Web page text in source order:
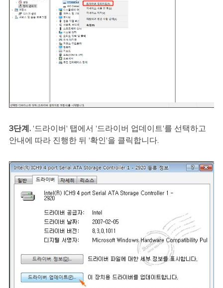
3단계.'드라이버' 탭에서 '드라이버 업데이트'를 선택하고
안내에 따라 진행한 뒤 '확인'을 클릭합니다.